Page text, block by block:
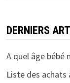
DERNIERS
A quel âge bébé
Liste des achats